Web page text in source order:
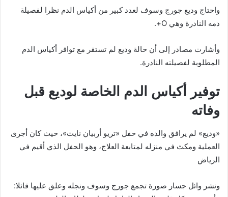
واحتاج وديع جورج وسوف لعدد كبير من أكياس الدم نظرا لفصيلة
دمه النادرة وهي O+.
وأشارت مصادر إلى أن حالة وديع لم تستقر مع توافر أكياس الدم
المطلوبة لفصيلته النادرة.
توفير أكياس الدم الخاصة لوديع قبل
وفاته
«وديع» لم يرافق والده في حفل «تريو أربيان نايت»، حيث كان أجرى
العملية ومكث في منزله لمتابعة العلاج، وهو الحفل الذي أقيم في
الرياض
ونشر وائل جسار صورة تجمع جورج وسوف ونجله وعلق عليها قائلا: